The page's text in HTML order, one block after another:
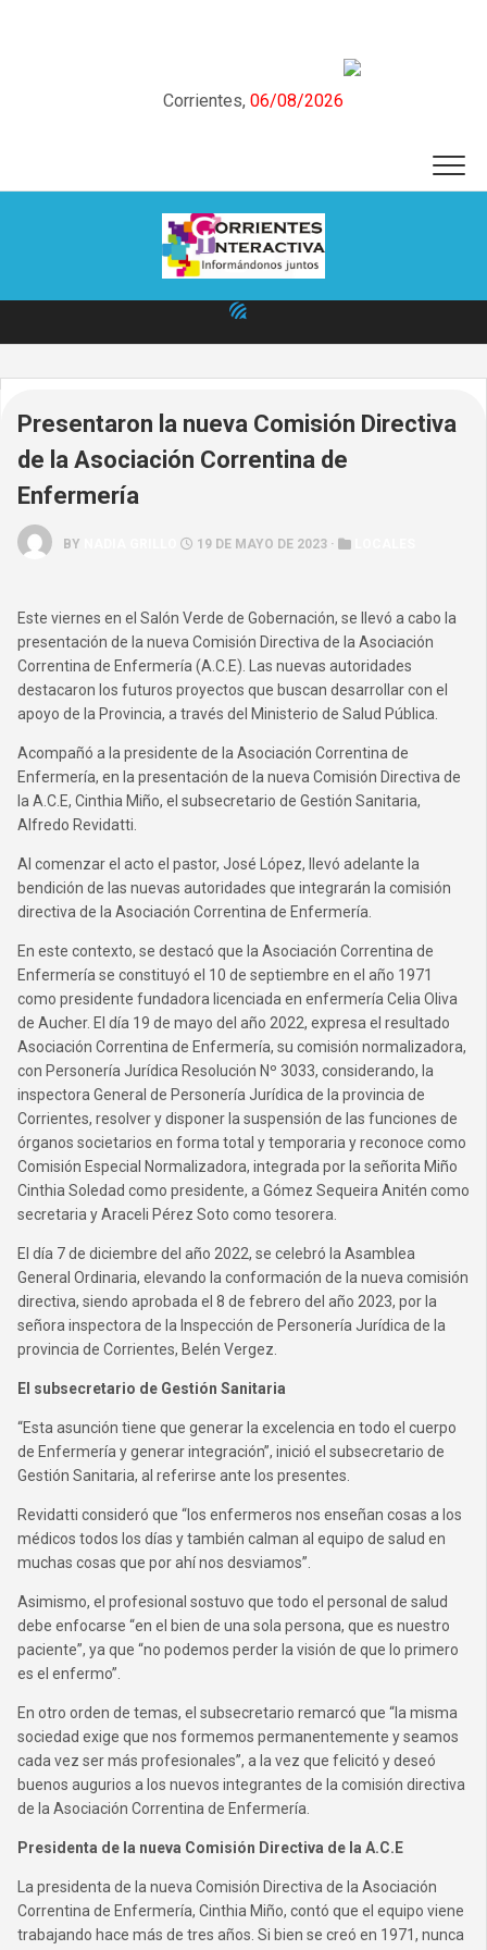
Corrientes, 06/08/2026
Presentaron la nueva Comisión Directiva
de la Asociación Correntina de
Enfermería
BY 19 DE MAYO DE 2023 ·
Este viernes en el Salón Verde de Gobernación, se llevó a cabo la
presentación de la nueva Comisión Directiva de la Asociación
Correntina de Enfermería (A.C.E). Las nuevas autoridades
destacaron los futuros proyectos que buscan desarrollar con el
apoyo de la Provincia, a través del Ministerio de Salud Pública.
Acompañó a la presidente de la Asociación Correntina de
Enfermería, en la presentación de la nueva Comisión Directiva de
la A.C.E, Cinthia Miño, el subsecretario de Gestión Sanitaria,
Alfredo Revidatti.
Al comenzar el acto el pastor, José López, llevó adelante la
bendición de las nuevas autoridades que integrarán la comisión
directiva de la Asociación Correntina de Enfermería.
En este contexto, se destacó que la Asociación Correntina de
Enfermería se constituyó el 10 de septiembre en el año 1971
como presidente fundadora licenciada en enfermería Celia Oliva
de Aucher. El día 19 de mayo del año 2022, expresa el resultado
Asociación Correntina de Enfermería, su comisión normalizadora,
con Personería Jurídica Resolución Nº 3033, considerando, la
inspectora General de Personería Jurídica de la provincia de
Corrientes, resolver y disponer la suspensión de las funciones de
órganos societarios en forma total y temporaria y reconoce como
Comisión Especial Normalizadora, integrada por la señorita Miño
Cinthia Soledad como presidente, a Gómez Sequeira Anitén como
secretaria y Araceli Pérez Soto como tesorera.
El día 7 de diciembre del año 2022, se celebró la Asamblea
General Ordinaria, elevando la conformación de la nueva comisión
directiva, siendo aprobada el 8 de febrero del año 2023, por la
señora inspectora de la Inspección de Personería Jurídica de la
provincia de Corrientes, Belén Vergez.
El subsecretario de Gestión Sanitaria
“Esta asunción tiene que generar la excelencia en todo el cuerpo
de Enfermería y generar integración”, inició el subsecretario de
Gestión Sanitaria, al referirse ante los presentes.
Revidatti consideró que “los enfermeros nos enseñan cosas a los
médicos todos los días y también calman al equipo de salud en
muchas cosas que por ahí nos desviamos”.
Asimismo, el profesional sostuvo que todo el personal de salud
debe enfocarse “en el bien de una sola persona, que es nuestro
paciente”, ya que “no podemos perder la visión de que lo primero
es el enfermo”.
En otro orden de temas, el subsecretario remarcó que “la misma
sociedad exige que nos formemos permanentemente y seamos
cada vez ser más profesionales”, a la vez que felicitó y deseó
buenos augurios a los nuevos integrantes de la comisión directiva
de la Asociación Correntina de Enfermería.
Presidenta de la nueva Comisión Directiva de la A.C.E
La presidenta de la nueva Comisión Directiva de la Asociación
Correntina de Enfermería, Cinthia Miño, contó que el equipo viene
trabajando hace más de tres años. Si bien se creó en 1971, nunca